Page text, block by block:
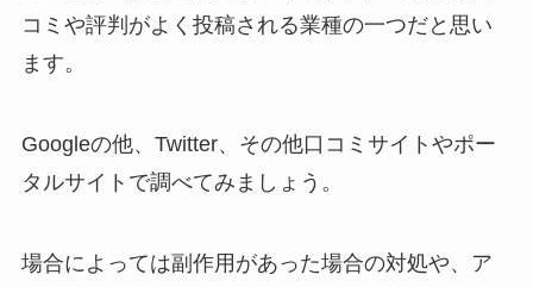
コミや評判がよく投稿される業種の一つだと思い
ます。
Googleの他、Twitter、その他口コミサイトやポー
タルサイトで調べてみましょう。
場合によっては副作用があった場合の対処や、ア